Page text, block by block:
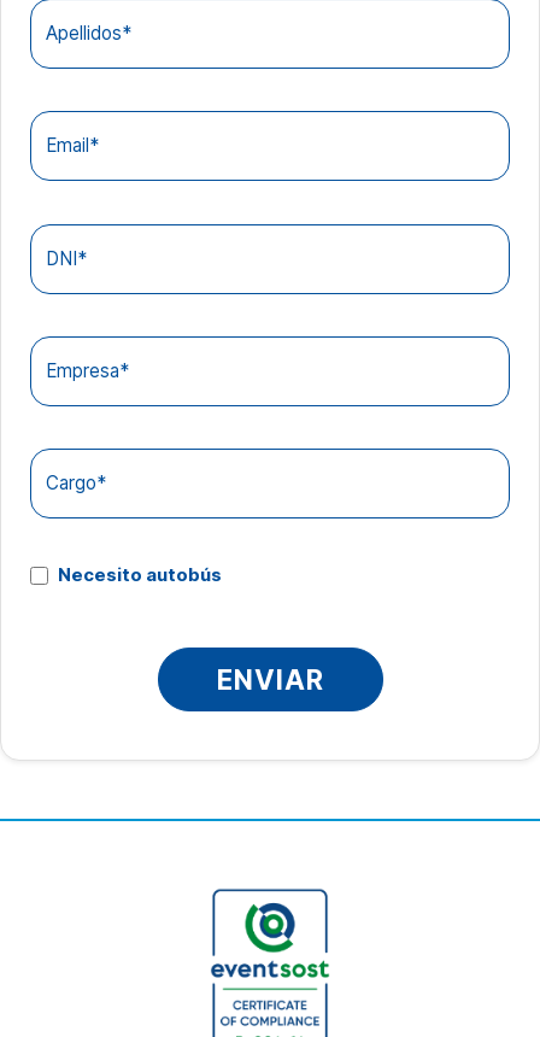
Apellidos*
Email*
DNI*
Empresa*
Cargo*
Necesito autobús
ENVIAR